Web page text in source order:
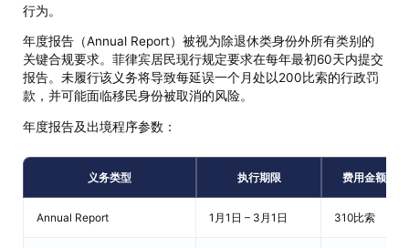
行为。
年度报告（Annual Report）被视为除退休类身份外所有类别的
关键合规要求。菲律宾居民现行规定要求在每年最初60天内提交
报告。未履行该义务将导致每延误一个月处以200比索的行政罚
款，并可能面临移民身份被取消的风险。
年度报告及出境程序参数：
义务类型 执行期限 费用金额
Annual Report 1月1日 – 3月1日 310比索